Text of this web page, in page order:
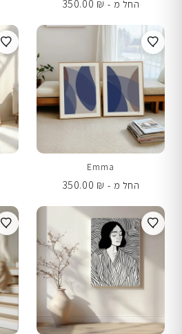
החל מ - 350.00 ₪
Emma
החל מ -
350.00 ₪